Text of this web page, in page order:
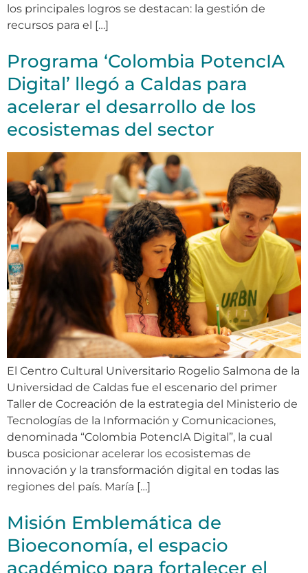
los principales logros se destacan: la gestión de
recursos para el […]
Programa ‘Colombia PotencIA
Digital’ llegó a Caldas para
acelerar el desarrollo de los
ecosistemas del sector
El Centro Cultural Universitario Rogelio Salmona de la
Universidad de Caldas fue el escenario del primer
Taller de Cocreación de la estrategia del Ministerio de
Tecnologías de la Información y Comunicaciones,
denominada “Colombia PotencIA Digital”, la cual
busca posicionar acelerar los ecosistemas de
innovación y la transformación digital en todas las
regiones del país. María […]
Misión Emblemática de
Bioeconomía, el espacio
académico para fortalecer el